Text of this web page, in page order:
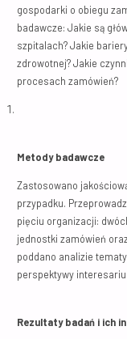
gospodarki o obiegu
badawcze: Jakie są
szpitalach? Jakie
zdrowotnej? Jakie
procesach zamówień?
Metody badawcze
Zastosowano
przypadku.
pięciu organizacji:
jednostki zamówień
poddano analizie
perspektywy
Rezultaty badań i ich